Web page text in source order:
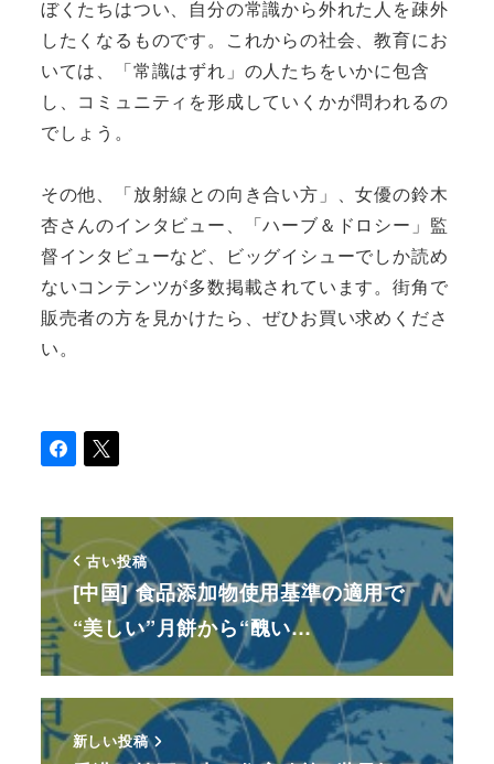
ぼくたちはつい、自分の常識から外れた人を疎外
したくなるものです。これからの社会、教育にお
いては、「常識はずれ」の人たちをいかに包含
し、コミュニティを形成していくかが問われるの
でしょう。
その他、「放射線との向き合い方」、女優の鈴木
杏さんのインタビュー、「ハーブ＆ドロシー」監
督インタビューなど、ビッグイシューでしか読め
ないコンテンツが多数掲載されています。街角で
販売者の方を見かけたら、ぜひお買い求めくださ
い。
古い投稿
[中国] 食品添加物使用基準の適用で
“美しい”月餅から“醜い…
新しい投稿